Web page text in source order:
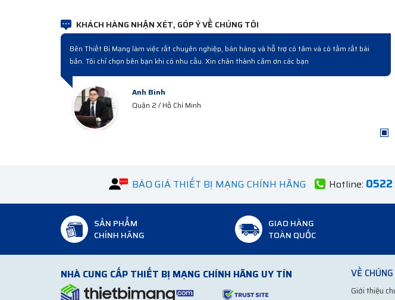
KHÁCH HÀNG NHẬN XÉT, GÓP Ý VỀ CHÚNG TÔI
thấy quy trình sau đó mới hiểu đó là cách làm chuyên nghiệp. Sản phẩm
tranh, bán hàng và sau bán hàng chuyên nghiệp.
Đợt rồi công ty cải tạo nâng cấp
nghiệp từ lúc hỏi mua đến giao
BÁO GIÁ THIẾT BỊ MẠNG CHÍNH HÃNG Hotline:
SẢN PHẨM
CHÍNH HÃNG
GIAO HÀNG
TOÀN QUỐC
NHÀ CUNG CẤP THIẾT BỊ MẠNG CHÍNH HÃNG UY TÍN VỀ
Giới thiệu